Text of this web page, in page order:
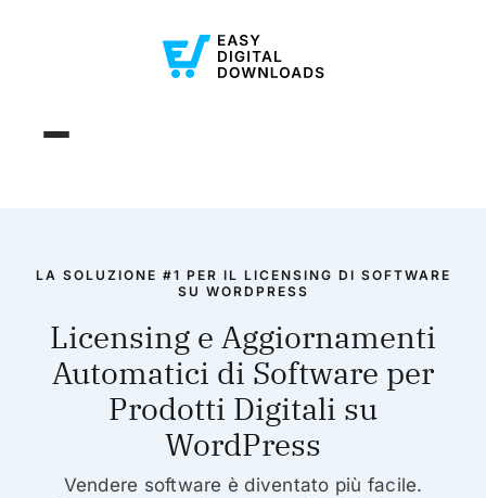
LA SOLUZIONE #1 PER IL LICENSING DI SOFTWARE
SU WORDPRESS
Licensing e Aggiornamenti
Automatici di Software per
Prodotti Digitali su
WordPress
Vendere software è diventato più facile.